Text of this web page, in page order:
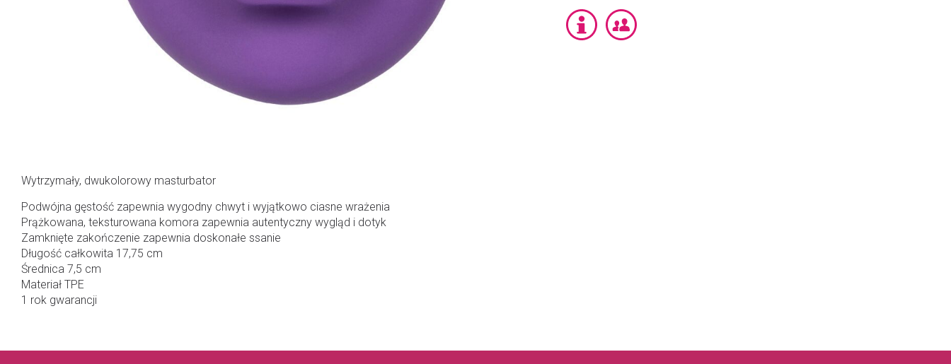
Wytrzymały, dwukolorowy masturbator
Podwójna gęstość zapewnia wygodny chwyt i wyjątkowo ciasne wrażenia
Prążkowana, teksturowana komora zapewnia autentyczny wygląd i dotyk
Zamknięte zakończenie zapewnia doskonałe ssanie
Długość całkowita 17,75 cm
Średnica 7,5 cm
Materiał TPE
1 rok gwarancji